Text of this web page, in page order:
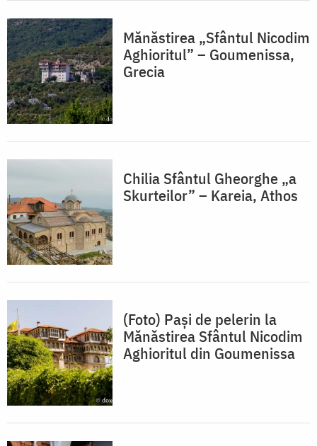
Mănăstirea „Sfântul Nicodim
Aghioritul” – Goumenissa,
Grecia
Chilia Sfântul Gheorghe „a
Skurteilor” – Kareia, Athos
(Foto) Pași de pelerin la
Mănăstirea Sfântul Nicodim
Aghioritul din Goumenissa